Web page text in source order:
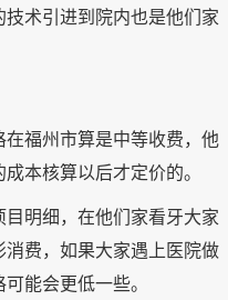
术引进到院内也是他们家
福州市算是中等收费，他
本核算以后才定价的。
明细，在他们家看牙大家
费，如果大家遇上医院做
能会更低一些。